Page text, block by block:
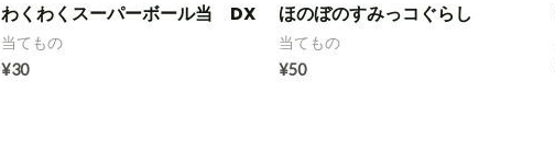
わくわくスーパーボール当 DX
当てもの
¥30
ほのぼのすみっコぐらし
当てもの
¥50